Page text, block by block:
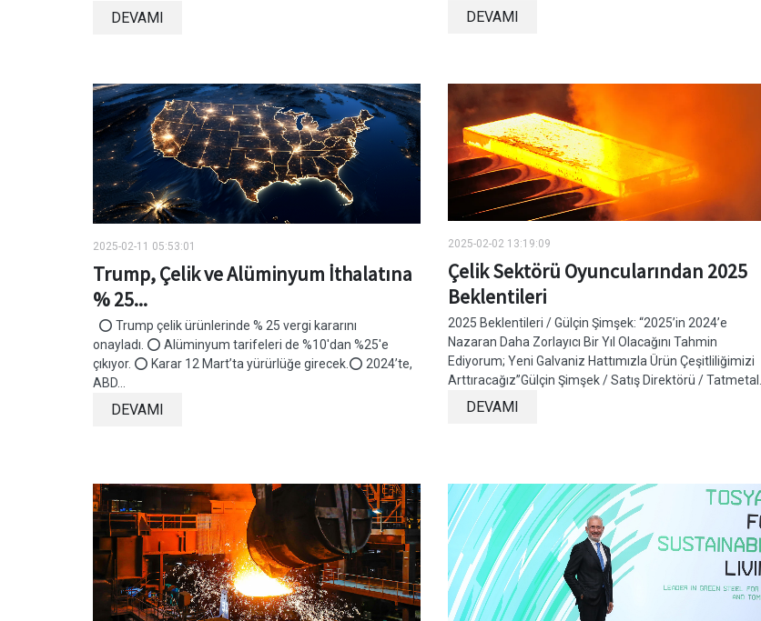
DEVAMI DEVAMI
2025-02-11 05:53:01
Trump, Çelik ve Alüminyum İthalatına
% 25...
⭕ Trump çelik ürünlerinde % 25 vergi kararını
onayladı. ⭕ Alüminyum tarifeleri de %10'dan %25'e
çıkıyor. ⭕ Karar 12 Mart’ta yürürlüğe girecek.⭕ 2024’te,
ABD...
DEVAMI
2025-02-02 13:19:09
Çelik Sektörü Oyuncularından 2025
Beklentileri
2025 Beklentileri / Gülçin Şimşek: “2025’in 2024’e
Nazaran Daha Zorlayıcı Bir Yıl Olacağını Tahmin
Ediyorum; Yeni Galvaniz Hattımızla Ürün Çeşitliliğimizi
Arttıracağız”Gülçin Şimşek / Satış Direktörü / Tatmetal...
DEVAMI